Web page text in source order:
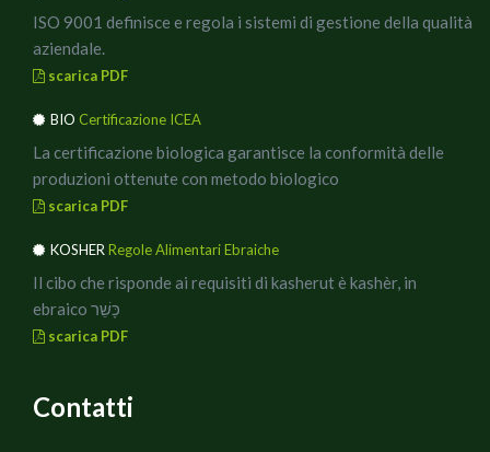
ISO 9001 definisce e regola i sistemi di gestione della qualità
aziendale.
scarica PDF
BIO Certificazione ICEA
La certificazione biologica garantisce la conformità delle
produzioni ottenute con metodo biologico
scarica PDF
KOSHER Regole Alimentari Ebraiche
Il cibo che risponde ai requisiti di kasherut è kashèr, in
ebraico כָּשֵׁר
scarica PDF
Contatti